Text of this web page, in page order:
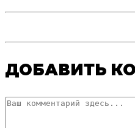
ДОБАВИТЬ
Комментарий